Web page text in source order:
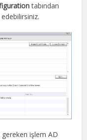
tabından
işlem AD